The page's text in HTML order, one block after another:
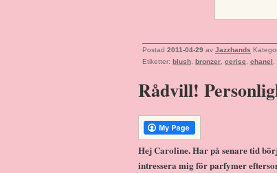
Postad 2011-04-29 av Jazzhands
Etiketter: blush bronzer cerise chanel
Rådvill!
Hej Caroline. Har på senare tid
intressera mig för parfymer